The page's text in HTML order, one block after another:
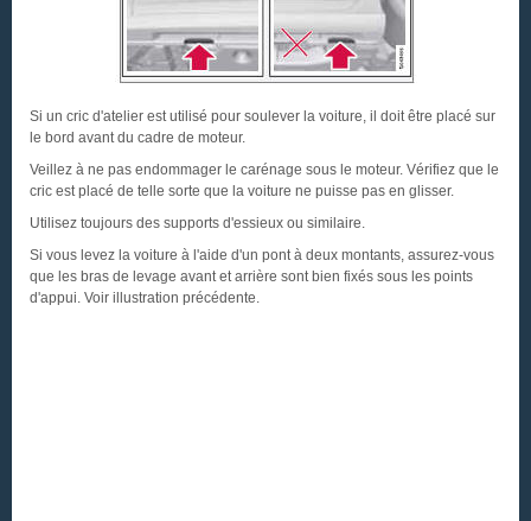
Si un cric d'atelier est utilisé pour soulever la voiture, il doit être placé sur
le bord avant du cadre de moteur.
Veillez à ne pas endommager le carénage sous le moteur. Vérifiez que le
cric est placé de telle sorte que la voiture ne puisse pas en glisser.
Utilisez toujours des supports d'essieux ou similaire.
Si vous levez la voiture à l'aide d'un pont à deux montants, assurez-vous
que les bras de levage avant et arrière sont bien fixés sous les points
d'appui. Voir illustration précédente.